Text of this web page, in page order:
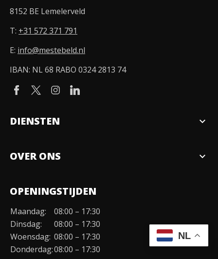
8152 BE Lemelerveld
T: +31 572 371 791
E: info@mestebeld.nl
IBAN: NL 68 RABO 0324 2813 74
DIENSTEN expand_more
OVER ONS expand_more
Organisatie
Duurzaamheid
Werken bij
Contact
OPENINGSTIJDEN
Maandag:
08:00 – 17:30
Dinsdag:
08:00 – 17:30
Woensdag: 08:00 – 17:30
Donderdag:08:00 – 17:30
NL